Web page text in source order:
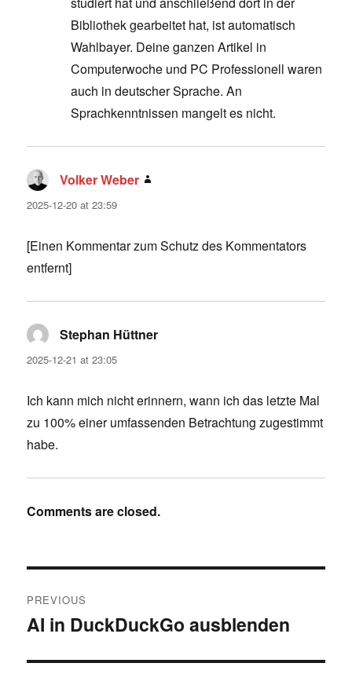
Bibliothek gearbeitet hat, ist automatisch
Wahlbayer. Deine ganzen Artikel in
Computerwoche und PC Professionell waren
auch in deutscher Sprache. An
Sprachkenntnissen mangelt es nicht.
Volker Weber
2025-12-20 at 23:59
[Einen Kommentar zum Schutz des Kommentators
entfernt]
Stephan Hüttner
2025-12-21 at 23:05
Ich kann mich nicht erinnern, wann ich das letzte Mal
zu 100% einer umfassenden Betrachtung zugestimmt
habe.
Comments are closed.
navigation
PREVIOUS
Previous
AI in DuckDuckGo ausblenden